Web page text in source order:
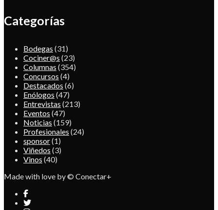
Categorías
Bodegas (31)
Cociner@s (23)
Columnas (354)
Concursos (4)
Destacados (6)
Enólogos (47)
Entrevistas (213)
Eventos (47)
Noticias (159)
Profesionales (24)
sponsor(1)
Viñedos (3)
Vinos (40)
Made with love by © Conectar+